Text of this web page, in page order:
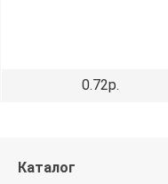
0.72р.
Каталог